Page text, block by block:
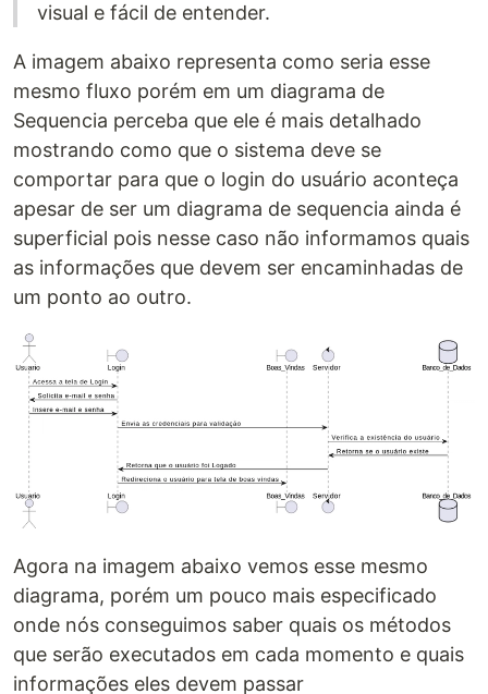
visual e fácil de entender.
A imagem abaixo representa como seria esse
mesmo fluxo porém em um diagrama de
Sequencia perceba que ele é mais detalhado
mostrando como que o sistema deve se
comportar para que o login do usuário aconteça
apesar de ser um diagrama de sequencia ainda é
superficial pois nesse caso não informamos quais
as informações que devem ser encaminhadas de
um ponto ao outro.
Agora na imagem abaixo vemos esse mesmo
diagrama, porém um pouco mais especificado
onde nós conseguimos saber quais os métodos
que serão executados em cada momento e quais
informações eles devem passar